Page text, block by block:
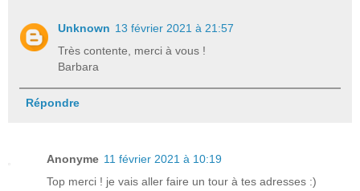
Unknown 13 février 2021 à 21:57
Très contente, merci à vous !
Barbara
Répondre
Anonyme 11 février 2021 à 10:19
Top merci ! je vais aller faire un tour à tes adresses :)